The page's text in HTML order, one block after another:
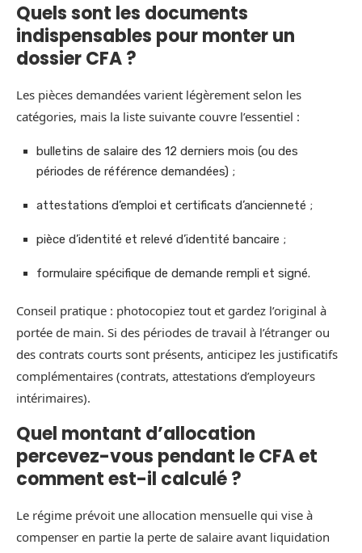
Quels sont les documents
indispensables pour monter un
dossier CFA ?
Les pièces demandées varient légèrement selon les
catégories, mais la liste suivante couvre l’essentiel :
bulletins de salaire des 12 derniers mois (ou des
périodes de référence demandées) ;
attestations d’emploi et certificats d’ancienneté ;
pièce d’identité et relevé d’identité bancaire ;
formulaire spécifique de demande rempli et signé.
Conseil pratique : photocopiez tout et gardez l’original à
portée de main. Si des périodes de travail à l’étranger ou
des contrats courts sont présents, anticipez les justificatifs
complémentaires (contrats, attestations d’employeurs
intérimaires).
Quel montant d’allocation
percevez-vous pendant le CFA et
comment est-il calculé ?
Le régime prévoit une allocation mensuelle qui vise à
compenser en partie la perte de salaire avant liquidation